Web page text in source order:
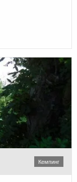
Кемпинг